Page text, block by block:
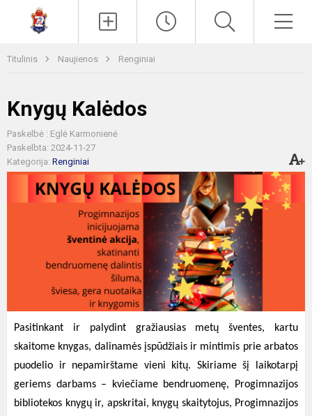
Titulinis Naujienos Renginiai
Knygų Kalėdos
Paskelbė : Eglė Karmonienė
Paskelbta: 2024-11-27
Kategorija: Renginiai
Pasitinkant ir palydint gražiausias metų šventes, kartu
skaitome knygas, dalinamės įspūdžiais ir mintimis prie arbatos
puodelio ir nepamirštame vieni kitų. Skiriame šį laikotarpį
geriems darbams – kviečiame bendruomenę, Progimnazijos
bibliotekos knygų ir, apskritai, knygų skaitytojus, Progimnazijos